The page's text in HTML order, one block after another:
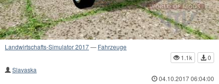
Landwirtschafts-Simulator 2017— Fahrzeuge
1.1k
0
Slavaska
04.10.2017 06:04:00